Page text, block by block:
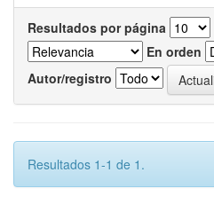
Resultados por página
En orden
Autor/registro
Resultados 1-1 de 1.